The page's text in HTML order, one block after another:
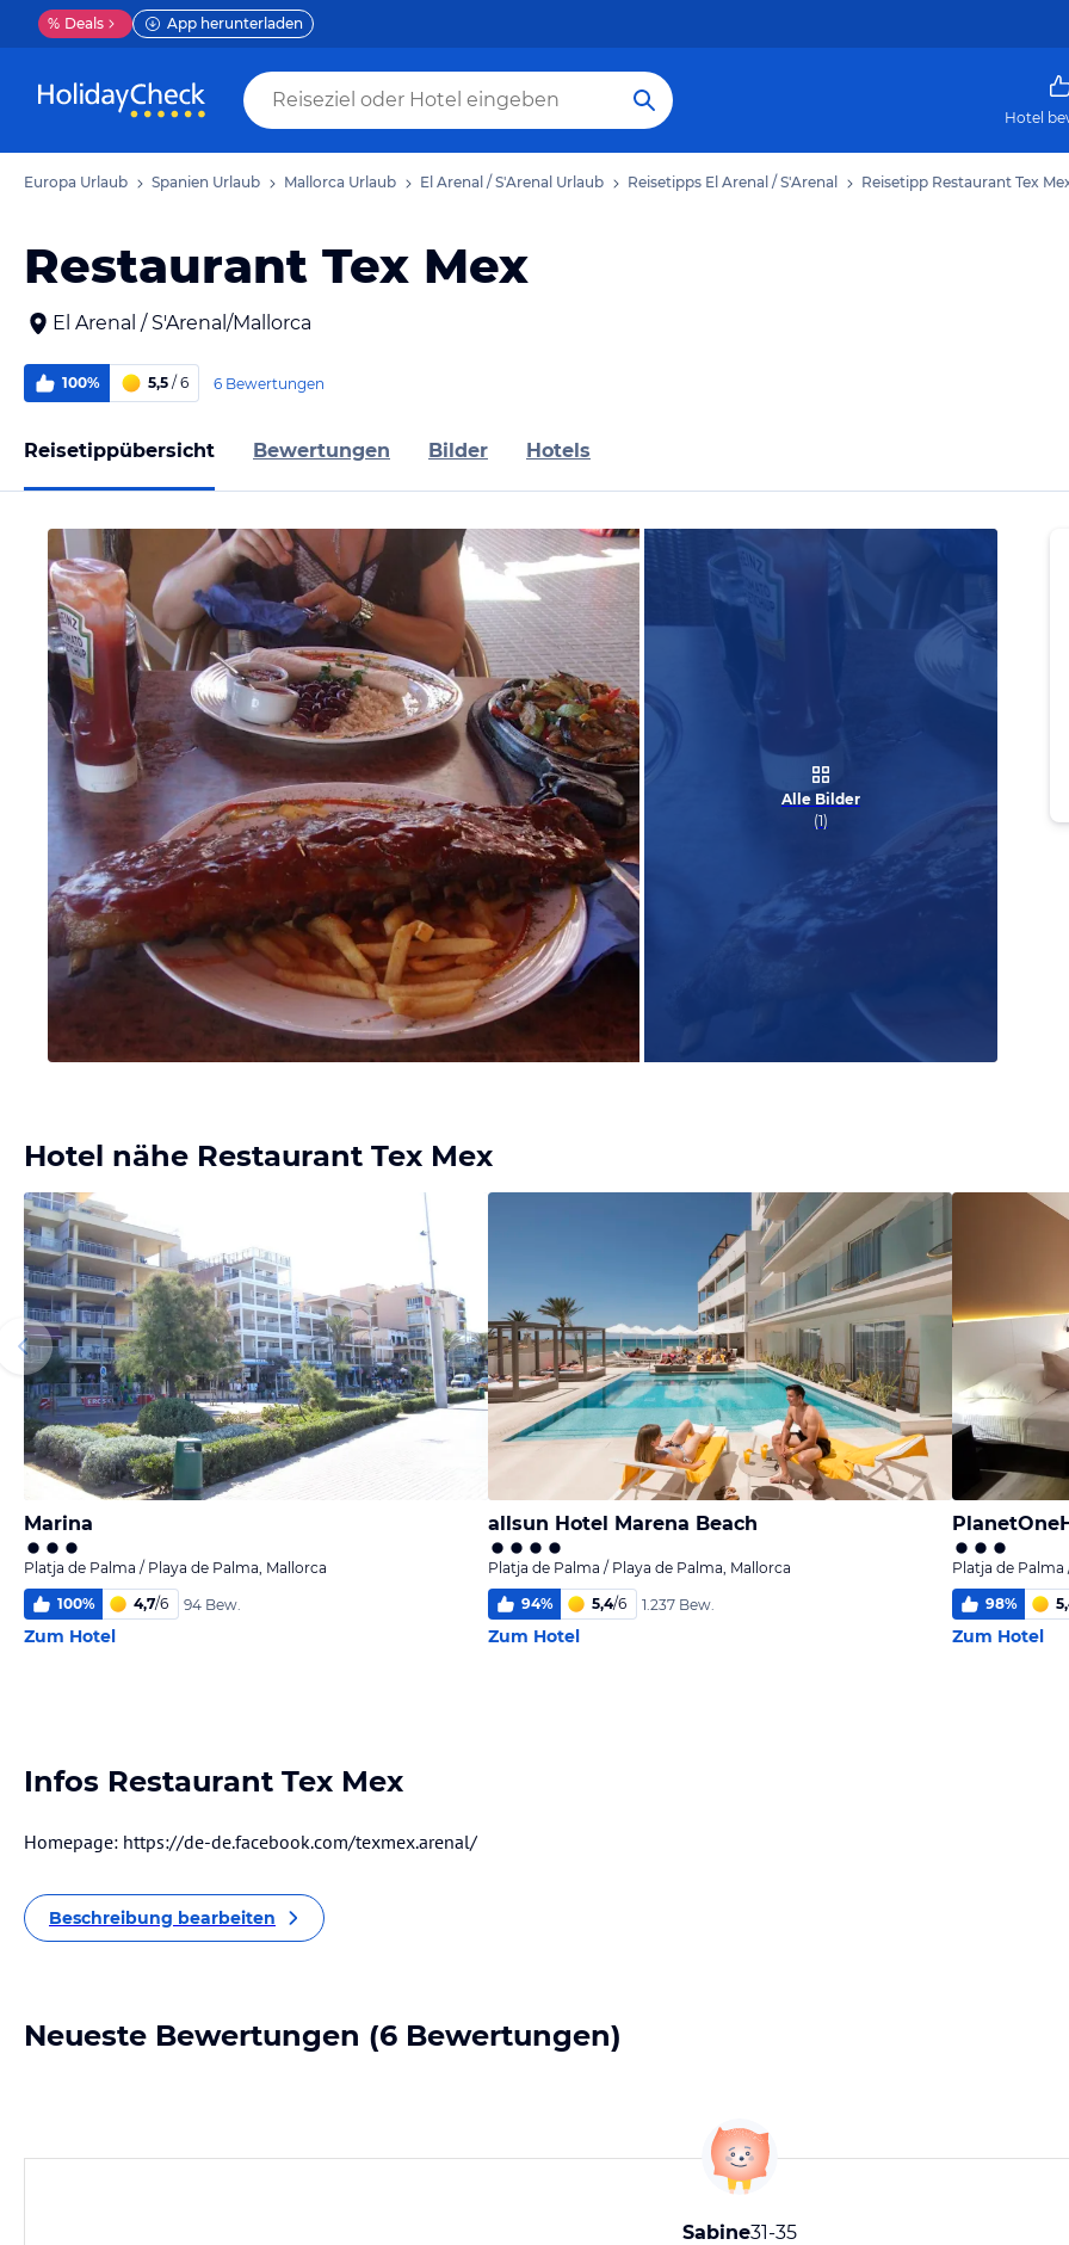
% Deals App herunterladen
Hotel
Europa Urlaub Spanien Urlaub Mallorca Urlaub El Arenal / S'Arenal Urlaub Reisetipps El Arenal / S'Arenal Reisetipp Restaurant Tex
Restaurant Tex Mex
El Arenal / S'Arenal/Mallorca
100% 5,5 / 6 6 Bewertungen
Reisetippübersicht Bewertungen Bilder Hotels
Alle Bilder
(1)
Hotel nähe Restaurant Tex Mex
Marina
Platja de Palma / Playa de Palma, Mallorca
100% 4,7/6 94 Bew.
Zum Hotel
allsun Hotel Marena Beach
Platja de Palma / Playa de Palma, Mallorca
94% 5,4/6 1.237 Bew.
Zum Hotel
Platja de Palma
98%
Zum Hotel
Infos Restaurant Tex Mex
Homepage: https://de-de.facebook.com/texmex.arenal/
Beschreibung bearbeiten
Neueste Bewertungen (6 Bewertungen)
Sabine31-35